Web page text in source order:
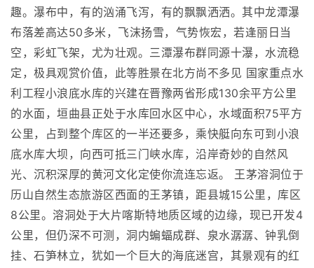
趣。瀑布中，有的汹涌飞泻，有的飘飘洒洒。其中龙潭瀑
布落差高达50多米，飞沫扬雪，气势恢宏，若逢丽日当
空，彩虹飞架，尤为壮观。三潭瀑布群同源十瀑，水流稳
定，极具观赏价值，此等胜景在北方尚不多见 国家重点水
利工程小浪底水库的兴建在晋豫两省形成130余平方公里
的水面，垣曲县正处于水库回水区中心，水域面积75平方
公里，占到整个库区的一半还要多，乘快艇向东可到小浪
底水库大坝，向西可抵三门峡水库，沿岸奇妙的自然风
光、沉积深厚的黄河文化定使你流连忘返。 王茅溶洞位于
历山自然生态旅游区西面的王茅镇，距县城15公里，库区
8公里。溶洞处于大片喀斯特地质区域的边缘，现已开发4
公里，但仍深不可测，洞内蝙蝠成群、泉水潺潺、钟乳倒
挂、石笋林立，犹如一个巨大的海底迷宫，其景观有的红